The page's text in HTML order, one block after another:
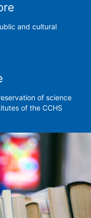
and cultural
of science
of the CCHS